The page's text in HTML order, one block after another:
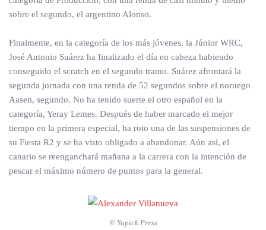
sobre el segundo, el argentino Alonso.
Finalmente, en la categoría de los más jóvenes, la Júnior WRC,
José Antonio Suárez ha finalizado el día en cabeza habiendo
conseguido el scratch en el segundo tramo. Suárez afrontará la
segunda jornada con una renda de 52 segundos sobre el noruego
Aasen, segundo. No ha tenido suerte el otro español en la
categoría, Yeray Lemes. Después de haber marcado el mejor
tiempo en la primera especial, ha roto una de las suspensiones de
su Fiesta R2 y se ha visto obligado a abandonar. Aún así, el
canario se reenganchará mañana a la carrera con la intención de
pescar el máximo número de puntos para la general.
© Yupick Press